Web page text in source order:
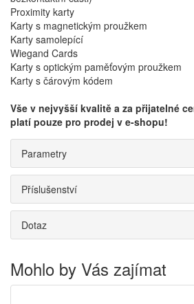
Proximity karty
Karty s magnetickým proužkem
Karty samolepící
Wiegand Cards
Karty s optickým paměťovým proužkem
Karty s čárovým kódem
Vše v nejvyšší kvalitě a za přijatelné
platí pouze pro prodej v e-shopu!
Parametry
Příslušenství
Dotaz
Mohlo by Vás zajímat